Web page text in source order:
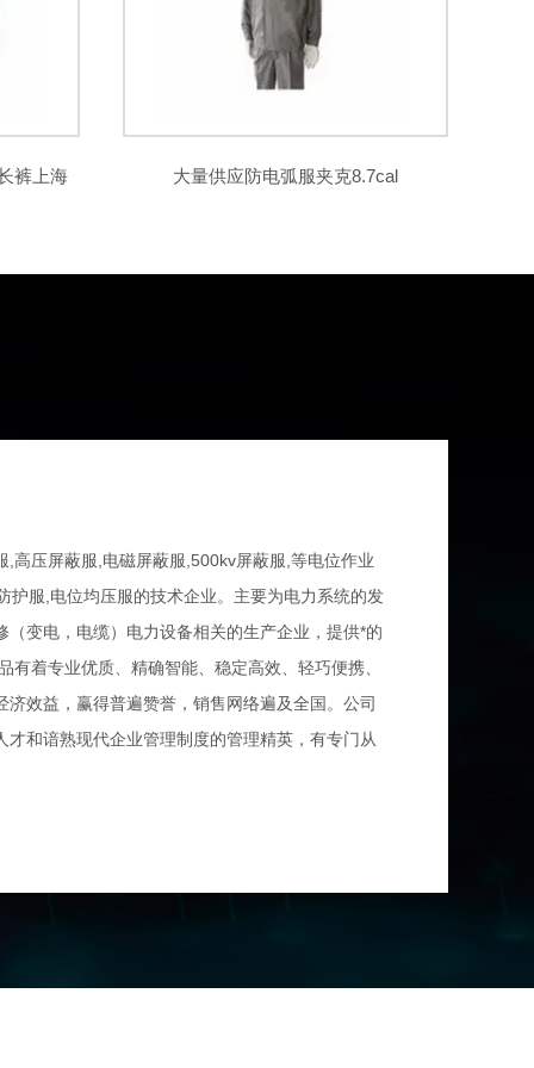
裤上海 大量供应防电弧服夹克8.7cal
高压屏蔽服,电磁屏蔽服,500kv屏蔽服,等电位作业
服,电位均压服的技术企业。主要为电力系统的发
变电，电缆）电力设备相关的生产企业，提供*的
着专业优质、精确智能、稳定高效、轻巧便携、
效益，赢得普遍赞誉，销售网络遍及全国。公司
和谙熟现代企业管理制度的管理精英，有专门从